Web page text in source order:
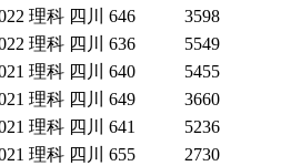
理科 四川 646
3598
理科 四川 636
5549
理科 四川 640
5455
理科 四川 649
3660
理科 四川 641
5236
理科 四川 655
2730